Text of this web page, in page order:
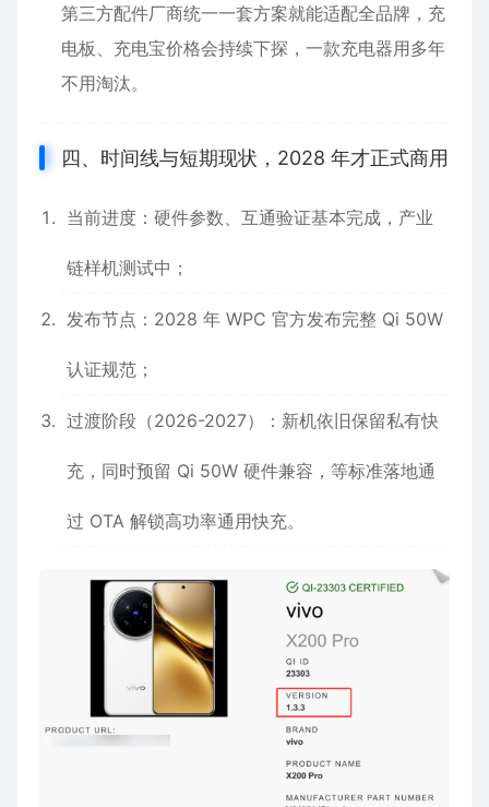
第三方配件厂商统一一套方案就能适配全品牌，充
电板、充电宝价格会持续下探，一款充电器用多年
不用淘汰。
四、时间线与短期现状，2028 年才正式商用
当前进度：硬件参数、互通验证基本完成，产业
链样机测试中；
发布节点：2028 年 WPC 官方发布完整 Qi 50W
认证规范；
过渡阶段（2026-2027）：新机依旧保留私有快
充，同时预留 Qi 50W 硬件兼容，等标准落地通
过 OTA 解锁高功率通用快充。